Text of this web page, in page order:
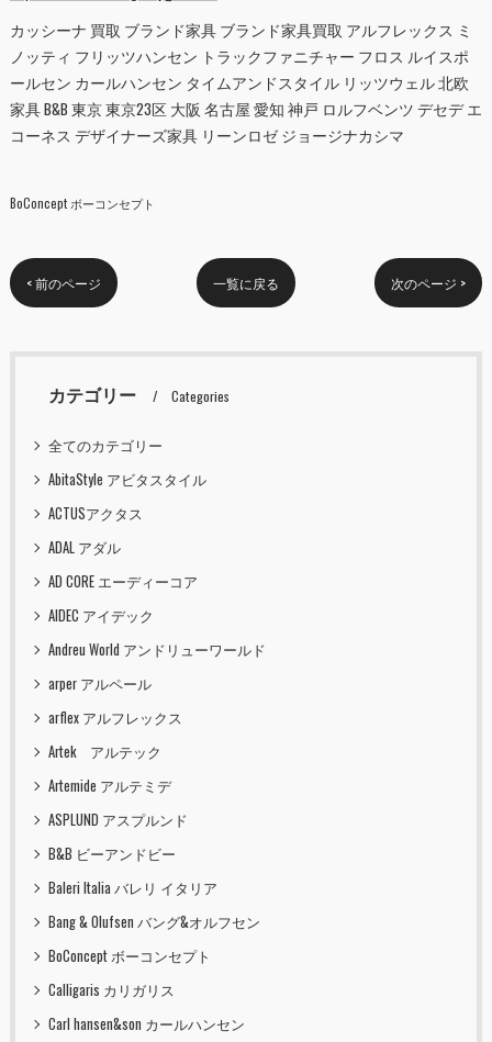
カッシーナ 買取 ブランド家具 ブランド家具買取 アルフレックス ミ
ノッティ フリッツハンセン トラックファニチャー フロス ルイスポ
ールセン カールハンセン タイムアンドスタイル リッツウェル 北欧
家具 B&B 東京 東京23区 大阪 名古屋 愛知 神戸 ロルフベンツ デセデ エ
コーネス デザイナーズ家具 リーンロゼ ジョージナカシマ
BoConcept ボーコンセプト
< 前のページ 一覧に戻る 次のページ >
カテゴリー Categories
全てのカテゴリー
AbitaStyle アビタスタイル
ACTUSアクタス
ADAL アダル
AD CORE エーディーコア
AIDEC アイデック
Andreu World アンドリューワールド
arper アルペール
arflex アルフレックス
Artek アルテック
Artemide アルテミデ
ASPLUND アスプルンド
B&B ビーアンドビー
Baleri Italia バレリ イタリア
Bang & Olufsen バング&オルフセン
BoConcept ボーコンセプト
Calligaris カリガリス
Carl hansen&son カールハンセン